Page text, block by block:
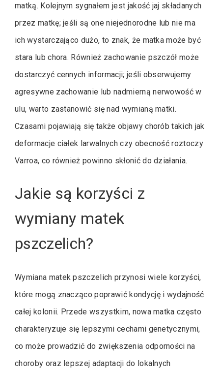
matką. Kolejnym sygnałem jest jakość jaj składanych
przez matkę; jeśli są one niejednorodne lub nie ma
ich wystarczająco dużo, to znak, że matka może być
stara lub chora. Również zachowanie pszczół może
dostarczyć cennych informacji; jeśli obserwujemy
agresywne zachowanie lub nadmierną nerwowość w
ulu, warto zastanowić się nad wymianą matki.
Czasami pojawiają się także objawy chorób takich jak
deformacje ciałek larwalnych czy obecność roztoczy
Varroa, co również powinno skłonić do działania.
Jakie są korzyści z
wymiany matek
pszczelich?
Wymiana matek pszczelich przynosi wiele korzyści,
które mogą znacząco poprawić kondycję i wydajność
całej kolonii. Przede wszystkim, nowa matka często
charakteryzuje się lepszymi cechami genetycznymi,
co może prowadzić do zwiększenia odporności na
choroby oraz lepszej adaptacji do lokalnych